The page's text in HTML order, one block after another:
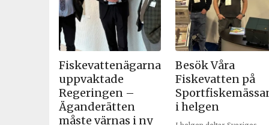
Fiskevattenägarna
uppvaktade
Regeringen –
Äganderätten
måste värnas i ny
Besök Våra
Fiskevatten på
i helgen